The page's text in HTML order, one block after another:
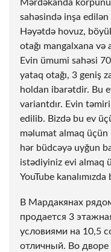
Mərdəkanda
sahəsində inşa edilən
Həyətdə hovuz,
otağı mangalxana
Evin ümumi sahəsi
yataq otağı, 3 geniş
holdan ibarətdir. Bu
variantdır. Evin
edilib. Bizdə bu ev
məlumat almaq üçün
hər büdcəyə uyğun
istədiyiniz evi almaq
YouTube
В Мардакянах
продается 3
условиями на 10,5
отличный. Во дворе